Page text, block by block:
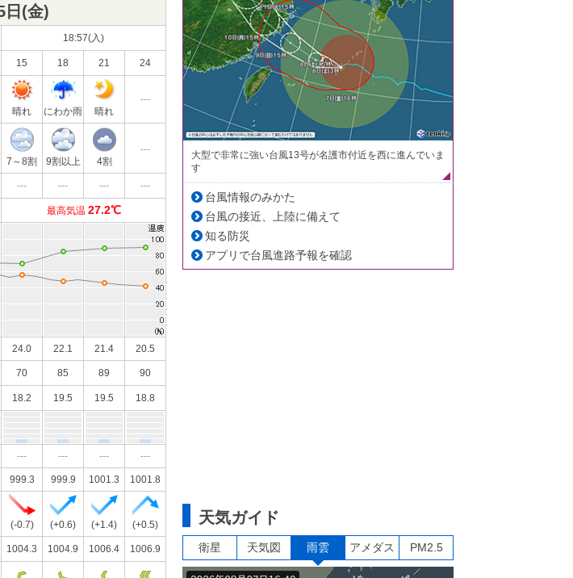
日(金)
18:57(入)
15 18 21 24
晴れ にわか雨 晴れ
---
7～8割 9割以上 4割
---
--- --- --- ---
最高気温 27.2℃
24.0 22.1 21.4 20.5
70 85 89 90
18.2 19.5 19.5 18.8
--- --- --- ---
999.3 999.9 1001.3 1001.8
(-0.7) (+0.6) (+1.4) (+0.5)
1004.3 1004.9 1006.4 1006.9
大型で非常に強い台風13号が名護市付近を西に進んでいま
す
台風情報のみかた
台風の接近、上陸に備えて
知る防災
アプリで台風進路予報を確認
天気ガイド
衛星 天気図 雨雲 アメダス PM2.5